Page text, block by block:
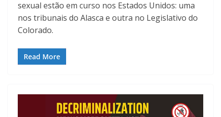
sexual estão em curso nos Estados Unidos: uma
nos tribunais do Alasca e outra no Legislativo do
Colorado.
Read More